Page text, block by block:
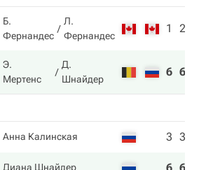
Б.
Фернандес
Л.
Фернандес
1 2
Э.
Мертенс
Д.
Шнайдер
6 6
Анна Калинская 3 3
Диана Шнайдер